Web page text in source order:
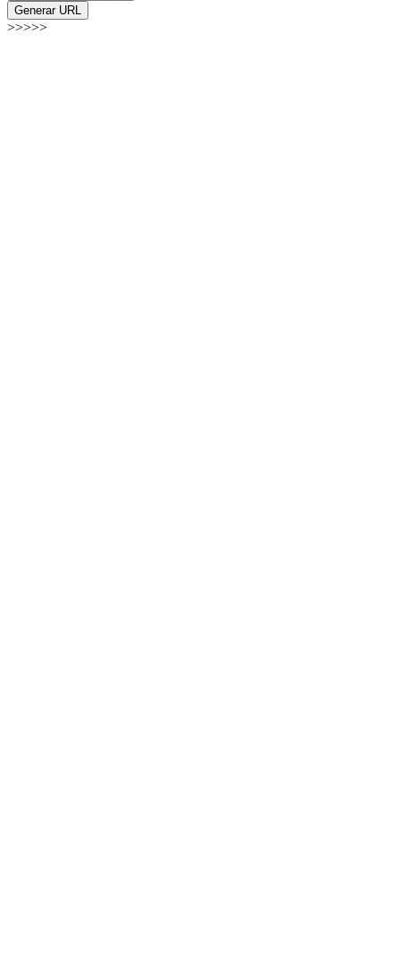
Generar URL
>>>>>